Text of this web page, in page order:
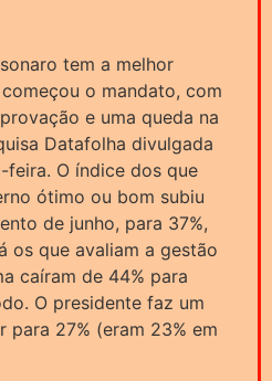
tem a melhor
o mandato, com
e uma queda na
Datafolha divulgada
feira. O índice dos que
ótimo ou bom subiu
de junho, para 37%,
os que avaliam a gestão
caíram de 44% para
O presidente faz um
para 27% (eram 23% em